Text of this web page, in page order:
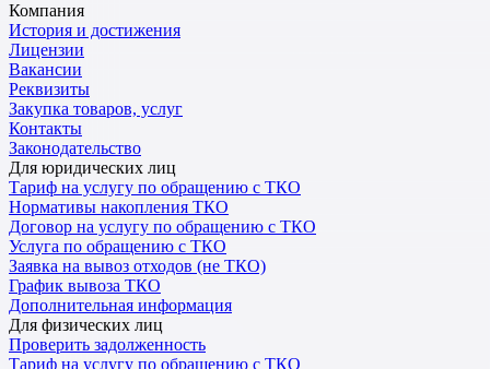
Компания
История и достижения
Лицензии
Вакансии
Реквизиты
Закупка товаров, услуг
Контакты
Законодательство
Для юридических лиц
Тариф на услугу по обращению с ТКО
Нормативы накопления ТКО
Договор на услугу по обращению с ТКО
Услуга по обращению с ТКО
Заявка на вывоз отходов (не ТКО)
График вывоза ТКО
Дополнительная информация
Для физических лиц
Проверить задолженность
Тариф на услугу по обращению с ТКО